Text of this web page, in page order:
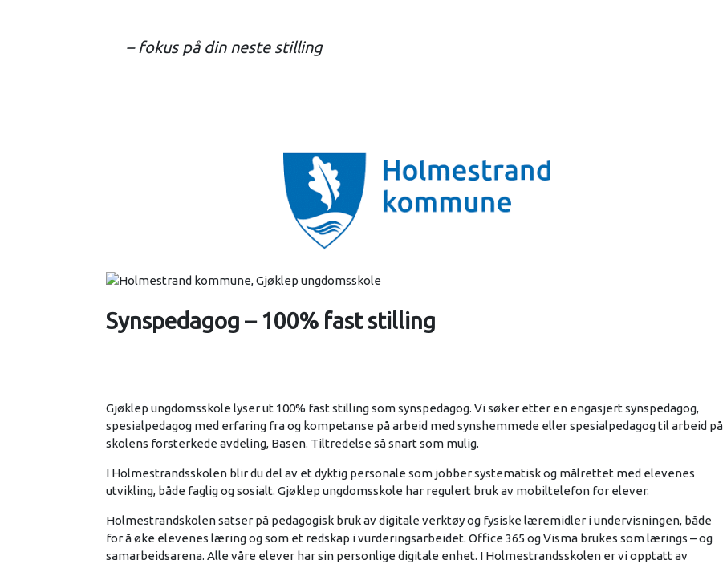
– fokus på din neste stilling
Synspedagog – 100% fast stilling
Gjøklep ungdomsskole lyser ut 100% fast stilling som synspedagog. Vi søker etter en engasjert synspedagog,
spesialpedagog med erfaring fra og kompetanse på arbeid med synshemmede eller spesialpedagog til arbeid på
skolens forsterkede avdeling, Basen. Tiltredelse så snart som mulig.
I Holmestrandsskolen blir du del av et dyktig personale som jobber systematisk og målrettet med elevenes
utvikling, både faglig og sosialt. Gjøklep ungdomsskole har regulert bruk av mobiltelefon for elever.
Holmestrandskolen satser på pedagogisk bruk av digitale verktøy og fysiske læremidler i undervisningen, både
for å øke elevenes læring og som et redskap i vurderingsarbeidet. Office 365 og Visma brukes som lærings – og
samarbeidsarena. Alle våre elever har sin personlige digitale enhet. I Holmestrandsskolen er vi opptatt av